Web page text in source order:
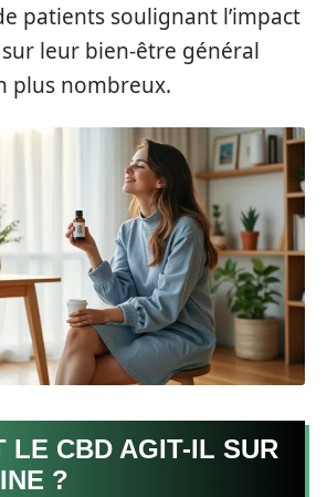
patients soulignant l’impact
leur bien-être général
plus nombreux.
LE CBD AGIT-IL SUR
?